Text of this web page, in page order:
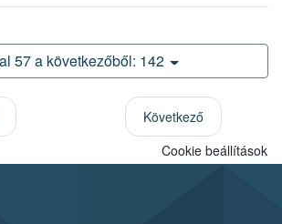
57 a következőből: 142
Következő
Cookie beállítások